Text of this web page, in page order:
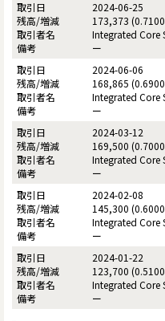
2024-06-25
173,373
Integrated Core
ー
2024-06-06
168,865
Integrated Core
ー
2024-03-12
169,500
Integrated Core
ー
2024-02-08
145,300
Integrated Core
ー
2024-01-22
123,700
Integrated Core
ー